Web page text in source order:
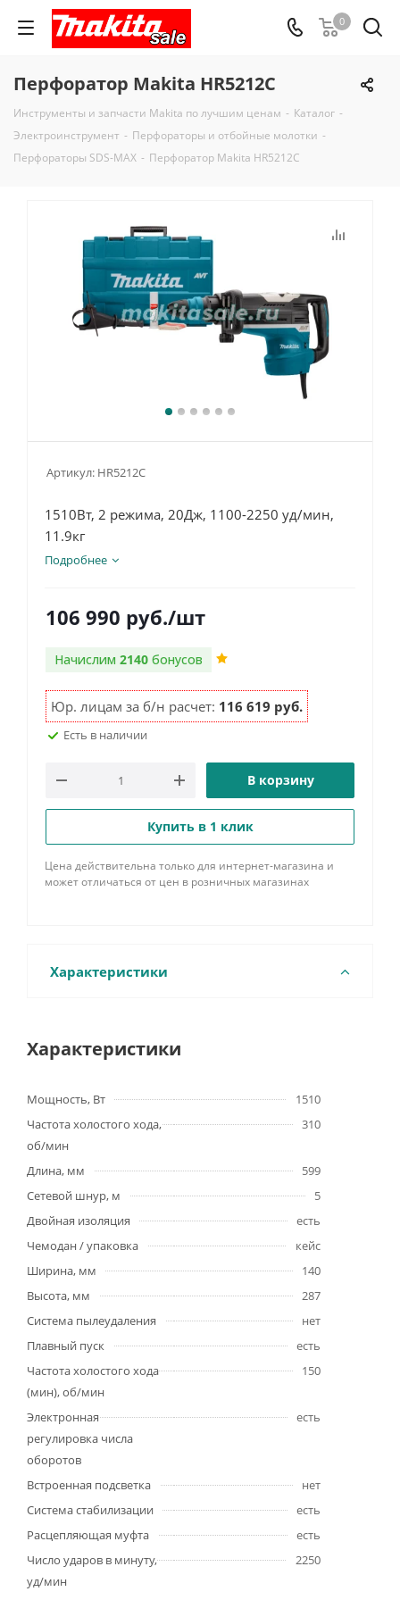
0
Перфоратор Makita HR5212C
Инструменты и запчасти Makita по лучшим ценам - Каталог -
Электроинструмент - Перфораторы и отбойные молотки -
Перфораторы SDS-MAX - Перфоратор Makita HR5212C
Артикул: HR5212C
1510Вт, 2 режима, 20Дж, 1100-2250 уд/мин,
11.9кг
Подробнее
106 990 руб./шт
Начислим 2140 бонусов
Юр. лицам за б/н расчет: 116 619 руб.
Есть в наличии
В корзину
Купить в 1 клик
Цена действительна только для интернет-магазина и
может отличаться от цен в розничных магазинах
Характеристики
Характеристики
Мощность, Вт
1510
Частота холостого хода,
об/мин
310
Длина, мм
599
Сетевой шнур, м
5
Двойная изоляция
есть
Чемодан / упаковка
кейс
Ширина, мм
140
Высота, мм
287
Система пылеудаления
нет
Плавный пуск
есть
Частота холостого хода
(мин), об/мин
150
Электронная
регулировка числа
оборотов
есть
Встроенная подсветка
нет
Система стабилизации
есть
Расцепляющая муфта
есть
Число ударов в минуту,
уд/мин
2250